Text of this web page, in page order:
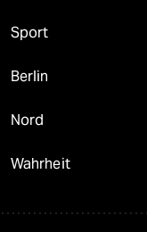
Sport
Berlin
Nord
Wahrheit